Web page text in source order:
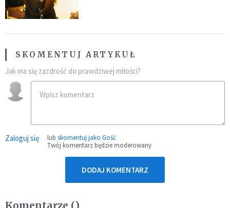
SKOMENTUJ ARTYKUŁ
Jak ma się zazdrość do prawdziwej miłości?
Zaloguj się lub skomentuj jako Gość
Twój komentarz będzie moderowany
DODAJ KOMENTARZ
Komentarze ()